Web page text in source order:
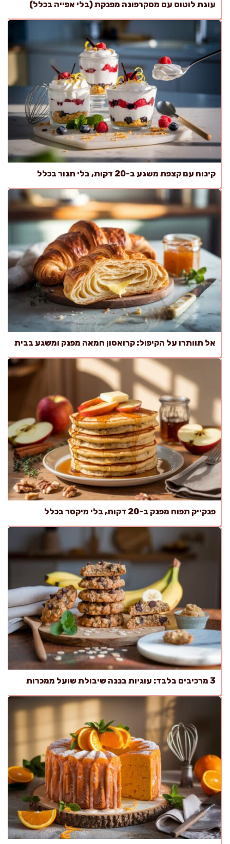
עוגת לוטוס עם מסקרפונה מפנקת (בלי אפייה בכלל)
קינוח עם קצפת משגע ב-20 דקות, בלי תנור בכלל
אל תוותרו על הקיפול: קרואסון חמאה מפנק ומשגע בבית
פנקייק תפוח מפנק ב-20 דקות, בלי מיקסר בכלל
3 מרכיבים בלבד: עוגיות בננה שיבולת שועל ממכרות